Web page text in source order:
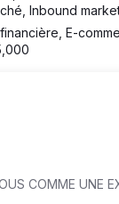
Inbound
E-
COMME UNE